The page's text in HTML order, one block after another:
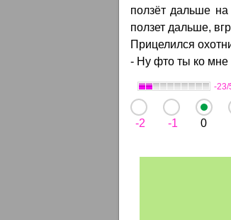
ползёт дальше
ползет дальше,
Прицелился
- Hу фто ты ко
-23/
-2 -1 0